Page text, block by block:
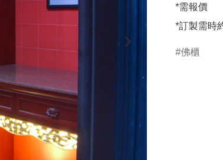
*需報價
*訂製需時
佛櫃